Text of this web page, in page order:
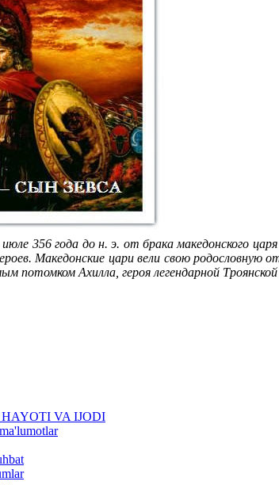
июле 356 года до н. э. от брака македонского
Македонские цари вели свою
потомком Ахилла, героя легендарной
VA IJODI